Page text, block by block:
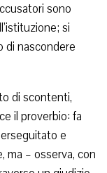
sono
si
di nascondere
di scontenti,
il proverbio: fa
e
ma – osserva, con